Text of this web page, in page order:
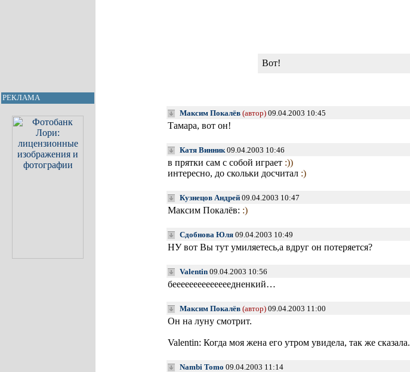
РЕКЛАМА
Вот!
Максим Покалёв (автор)09.04.2003 10:45
Тамара, вот он!
Катя Винник09.04.2003 10:46
в прятки сам с собой играет :))
интересно, до скольки досчитал :)
Кузнецов Андрей09.04.2003 10:47
Максим Покалёв: :)
Сдобнова Юля09.04.2003 10:49
НУ вот Вы тут умиляетесь,а вдруг он потеряется?
Valentin09.04.2003 10:56
беееееееееееееедненкий…
Максим Покалёв (автор)09.04.2003 11:00
Он на луну смотрит.
Valentin: Когда моя жена его утром увидела, так же сказала.
Nambi Tomo 09.04.2003 11:14